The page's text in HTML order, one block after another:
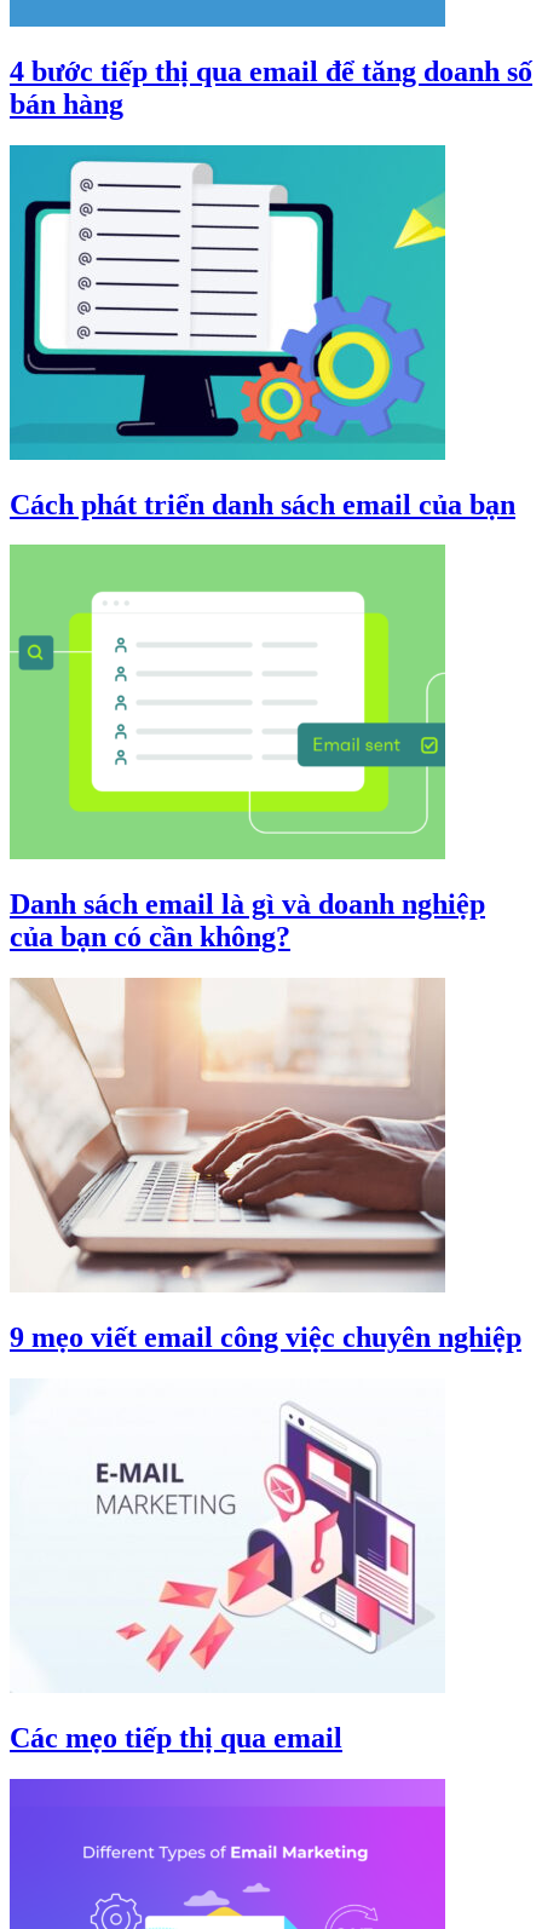
4 bước tiếp thị qua email để tăng doanh số
bán hàng
Cách phát triển danh sách email của bạn
Danh sách email là gì và doanh nghiệp
của bạn có cần không?
9 mẹo viết email công việc chuyên nghiệp
Các mẹo tiếp thị qua email